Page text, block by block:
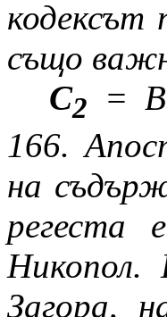
кодексът
също
С2
=
166.
на
регеста
Никопол.
Загора,